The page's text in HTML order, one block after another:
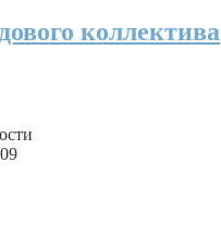
коллектива